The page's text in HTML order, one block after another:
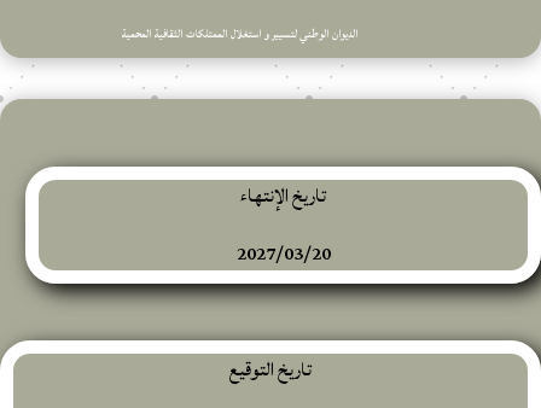
الديوان الوطني لتسيير و استغلال الممتلكات الثقافية المحمية
تاريخ الإنتهاء
2027/03/20
تاريخ التوقيع